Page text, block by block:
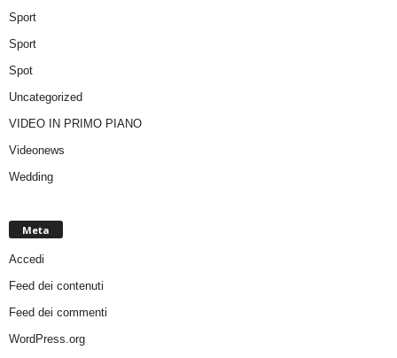
Sport
Sport
Spot
Uncategorized
VIDEO IN PRIMO PIANO
Videonews
Wedding
Meta
Accedi
Feed dei contenuti
Feed dei commenti
WordPress.org